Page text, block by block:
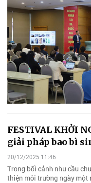
FESTIVAL KHỞI
giải pháp bao bì
20/12/2025 11:46
Trong bối cảnh nhu cầu
thiện môi trường ngày một